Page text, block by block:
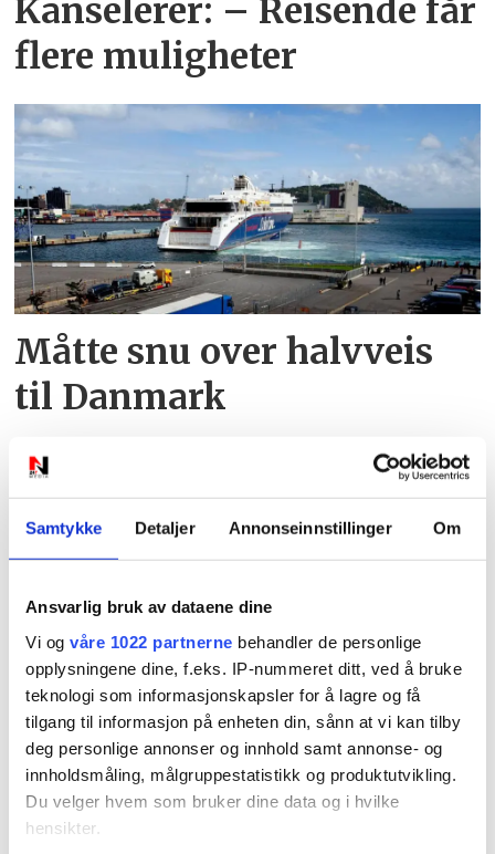
Samtykke Detaljer Annonseinnstillinger Om
Ansvarlig bruk av dataene dine
Vi og våre 1022 partnerne behandler de personlige
opplysningene dine, f.eks. IP-nummeret ditt, ved å bruke
teknologi som informasjonskapsler for å lagre og få
tilgang til informasjon på enheten din, sånn at vi kan tilby
deg personlige annonser og innhold samt annonse- og
innholdsmåling, målgruppestatistikk og produktutvikling.
Du velger hvem som bruker dine data og i hvilke
hensikter.
Kanselerer: – Reisende får
flere muligheter
Måtte snu over halvveis
til Danmark
Color Line avlyser
seilinger